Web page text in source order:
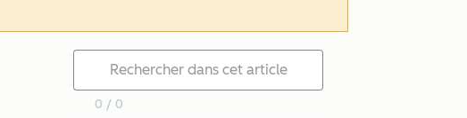
0 / 0